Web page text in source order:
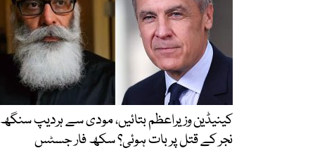
کینیڈین وزیراعظم بتائیں، مودی سے ہردیپ سنگھ
نجر کے قتل پر بات ہوئی؟ سکھ فار جسٹس